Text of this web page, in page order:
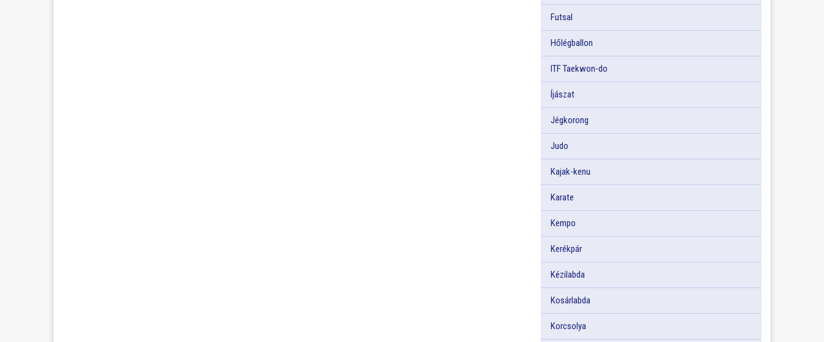
Futsal
Hőlégballon
ITF Taekwon-do
Íjászat
Jégkorong
Judo
Kajak-kenu
Karate
Kempo
Kerékpár
Kézilabda
Kosárlabda
Korcsolya